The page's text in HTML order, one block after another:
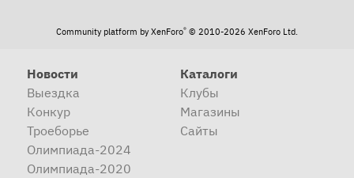
Community platform by XenForo® © 2010-2026 XenForo Ltd.
Новости
Выездка
Конкур
Троеборье
Олимпиада-2024
Олимпиада-2020
Каталоги
Клубы
Магазины
Сайты